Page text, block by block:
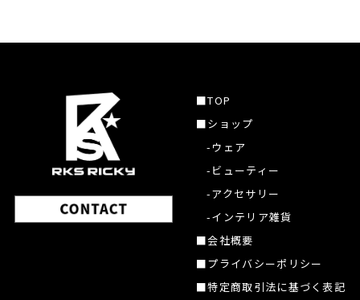
■TOP
■ショップ
-ウェア
-ビューティー
-アクセサリー
-インテリア雑貨
■会社概要
■プライバシーポリシー
■特定商取引法に基づく表記